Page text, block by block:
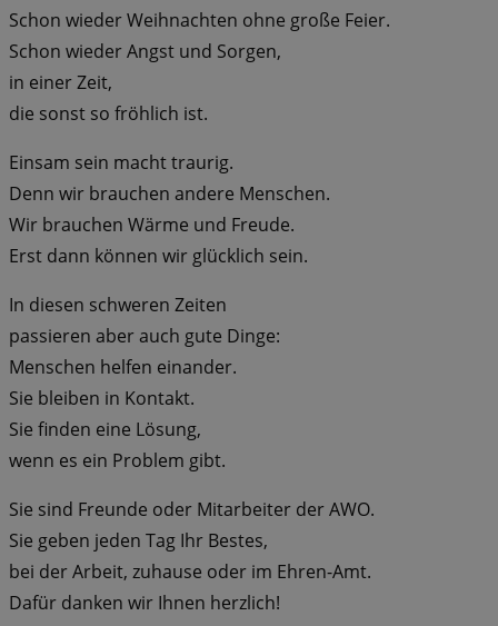
Schon wieder Weihnachten ohne große Feier.
Schon wieder Angst und Sorgen,
in einer Zeit,
die sonst so fröhlich ist.
Einsam sein macht traurig.
Denn wir brauchen andere Menschen.
Wir brauchen Wärme und Freude.
Erst dann können wir glücklich sein.
In diesen schweren Zeiten
passieren aber auch gute Dinge:
Menschen helfen einander.
Sie bleiben in Kontakt.
Sie finden eine Lösung,
wenn es ein Problem gibt.
Sie sind Freunde oder Mitarbeiter der AWO.
Sie geben jeden Tag Ihr Bestes,
bei der Arbeit, zuhause oder im Ehren-Amt.
Dafür danken wir Ihnen herzlich!